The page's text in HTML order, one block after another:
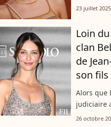
oppose
23 juillet 2025
Loin
clan
de
son
Alors que
judiciaire
petite-fille
26 octobre